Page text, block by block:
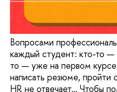
Вопросами
каждый студент: кто-то
то — уже на первом
написать резюме, пройти
HR не отвечает… Чтобы